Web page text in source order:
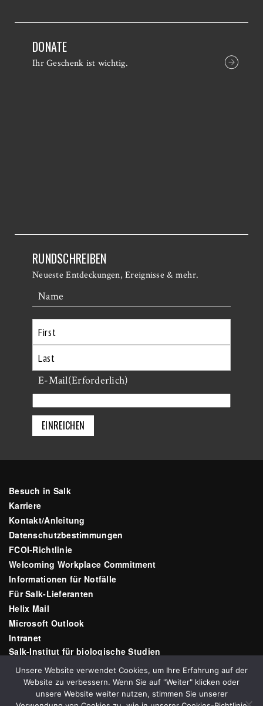
DONATE
Ihr Geschenk ist wichtig.
RUNDSCHREIBEN
Neueste Entdeckungen, Ereignisse & mehr.
Name
Erste
Letzte
E-Mail(Erforderlich)
Besuch in Salk
Karriere
Kontakt/Anleitung
Datenschutzbestimmungen
FCOI-Richtlinie
Welcoming Workplace Commitment
Informationen für Notfälle
Für Salk-Lieferanten
Helix Mail
Microsoft Outlook
Intranet
Salk-Institut für biologische Studien
La Jolla, CA 92037
E-Mail:communications@salk.edu
Telefon: (858) 453-4100
Unsere Website verwendet Cookies, um Ihre Erfahrung auf der
Website zu verbessern. Wenn Sie auf "Weiter" klicken oder
unsere Website weiter nutzen, stimmen Sie unserer